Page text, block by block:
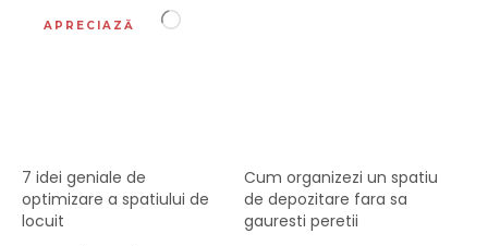
APRECIAZĂ Încarc...
7 idei geniale de
optimizare a spatiului de
locuit
Cum organizezi un spatiu
de depozitare fara sa
gauresti peretii